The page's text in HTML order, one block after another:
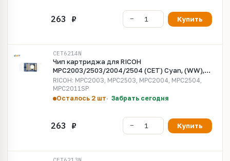
Купить
CET6214N
Чип картриджа для RICOH
MPC2003/2503/2004/2504 (CET) Cyan, (WW),
9500 стр., CET6214N
RICOH: MPC2003, MPC2503, MPC2004, MPC2504,
MPC2011SP
Осталось 2 шт
Забрать сегодня
Купить